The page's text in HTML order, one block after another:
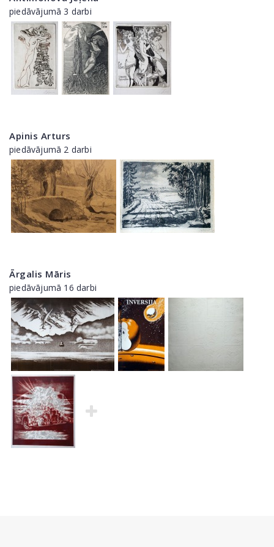
piedāvājumā 3 darbi
Apinis Arturs
piedāvājumā 2 darbi
Ārgalis Māris
piedāvājumā 16 darbi